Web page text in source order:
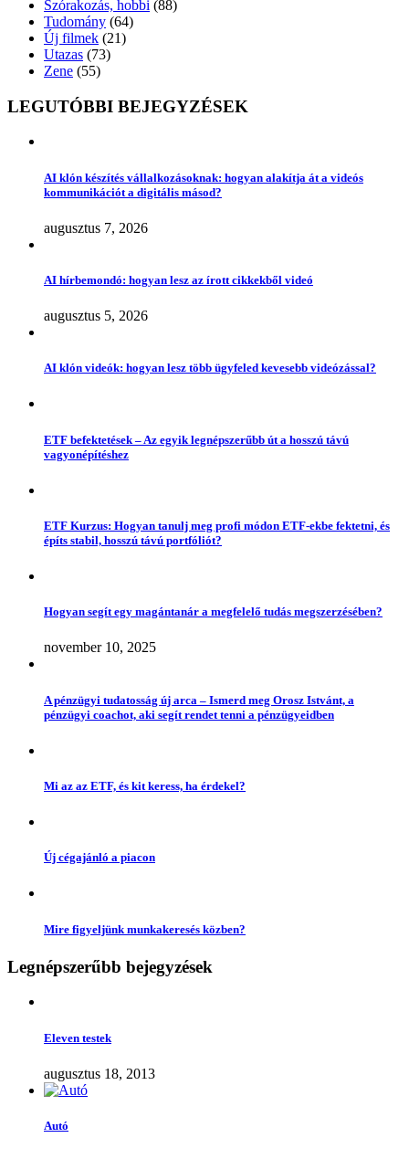
Szórakozás, hobbi (88)
Tudomány (64)
Új filmek (21)
Utazas (73)
Zene (55)
LEGUTÓBBI BEJEGYZÉSEK
AI klón készítés vállalkozásoknak: hogyan alakítja át a videós
kommunikációt a digitális másod?
augusztus 7, 2026
AI hírbemondó: hogyan lesz az írott cikkekből videó
augusztus 5, 2026
AI klón videók: hogyan lesz több ügyfeled kevesebb videózással?
ETF befektetések – Az egyik legnépszerűbb út a hosszú távú
vagyonépítéshez
ETF Kurzus: Hogyan tanulj meg profi módon ETF-ekbe fektetni, és
építs stabil, hosszú távú portfóliót?
Hogyan segít egy magántanár a megfelelő tudás megszerzésében?
november 10, 2025
A pénzügyi tudatosság új arca – Ismerd meg Orosz Istvánt, a
pénzügyi coachot, aki segít rendet tenni a pénzügyeidben
Mi az az ETF, és kit keress, ha érdekel?
Új cégajánló a piacon
Mire figyeljünk munkakeresés közben?
Legnépszerűbb bejegyzések
Eleven testek
augusztus 18, 2013
Autó